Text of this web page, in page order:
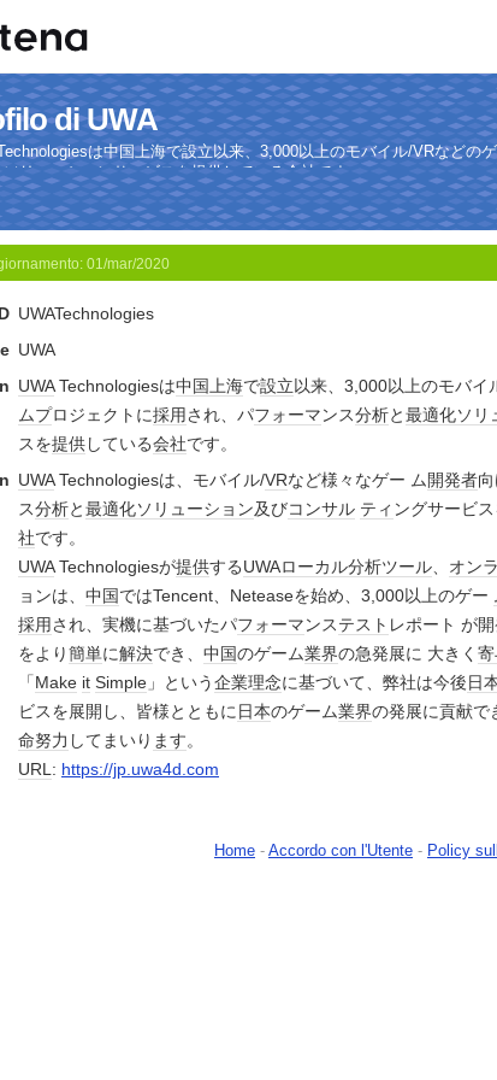
di UWA
は中国上海で設立以来、3,000以上のモバイル/VRなどの
ソリューションサービスを提供している会社です。
01/mar/2020
UWATechnologies
UWA
UWATechnologiesは中国上海で設立以来、3,000以上のモバイ
ムプロジェクトに採用され、パフォーマンス分析と最適化ソリ
スを提供している会社です。
UWATechnologiesは、モバイル/VRなど様々なゲー ム開発者
ス分析と最適化ソリューション及びコンサル ティ ングサービス
社です。
UWATechnologiesが提供するUWAローカル分析ツール、 オン
ョンは、 中国ではTencent、Neteaseを始め、3,000以上のゲー
採用され、実機に基づいたパフォーマンステスト レポート が
をより簡単に解決でき、 中国のゲーム業界の急発展に 大きく
「Make it Simple 」という企業理念に基づいて、弊社は今後日
ビスを展開し、皆様とともに日本のゲーム業界の発展に貢献で
命努力 してまいり ます。
URL: https://jp.uwa4d.com
Home - Accordo con l'Utente - Policy